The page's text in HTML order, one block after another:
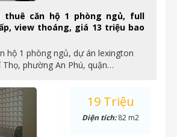
thuê căn hộ 1 phòng ngủ, full
view thoáng, giá 13 triệu bao
hộ 1 phòng ngủ, dự án lexington
phường An Phú, quận…
19 Triệu
Diện tích:82 m2